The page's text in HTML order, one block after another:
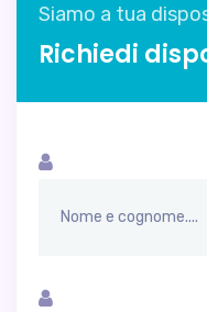
Siamo a tua
Richiedi